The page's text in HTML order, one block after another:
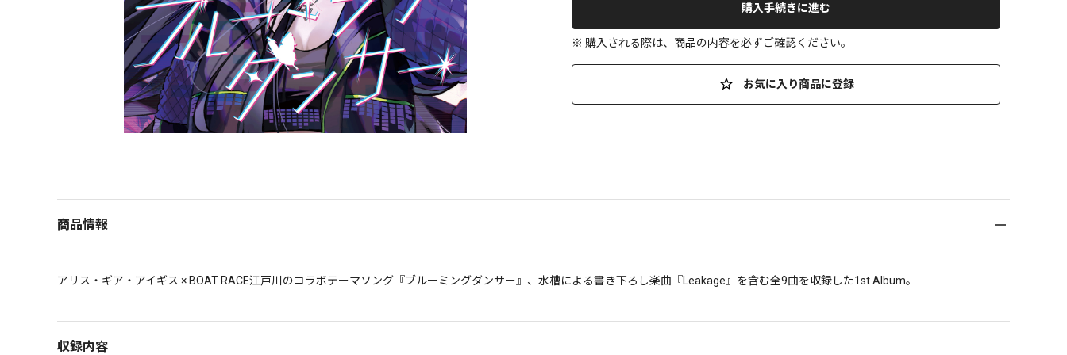
購入手続きに進む
※ 購入される際は、商品の内容を必ずご確認ください。
お気に入り商品に登録
商品情報
アリス・ギア・アイギス × BOAT RACE江戸川のコラボテーマソング『ブルーミングダンサー』、水槽による書き下ろし楽曲『Leakage』を含む全9曲を収録した1st Album。
収録内容